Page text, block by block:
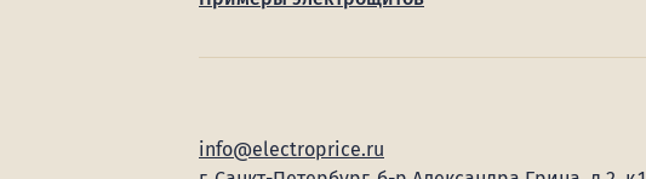
info@electroprice.ru